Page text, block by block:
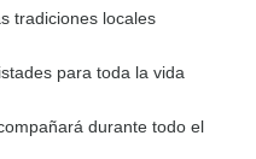
tradiciones locales
para toda la vida
durante todo el